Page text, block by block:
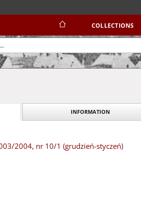
COLLECTIONS
INFORMATION
2004, nr 10/1 (grudzień-styczeń)